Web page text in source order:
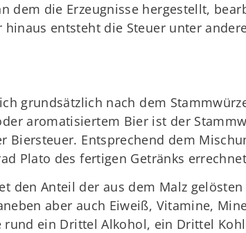
dem die Erzeugnisse hergestellt,
entsteht die Steuer unter
grundsätzlich nach dem
aromatisiertem Bier ist der
Biersteuer. Entsprechend dem
Plato des fertigen Getränks
den Anteil der aus dem Malz
aber auch Eiweiß, Vitamine,
ein Drittel Alkohol, ein Drittel